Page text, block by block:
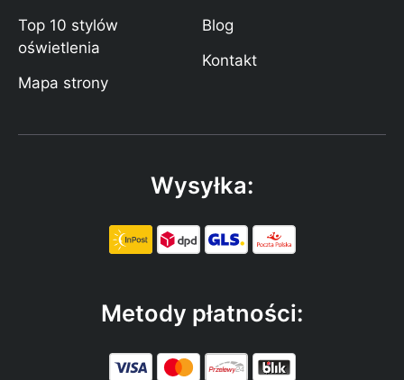
Top 10 stylów
oświetlenia
Mapa strony
Blog
Kontakt
Wysyłka:
Metody płatności: